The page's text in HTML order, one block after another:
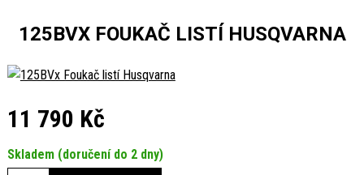
125BVX FOUKAČ LISTÍ HUSQVARNA
11 790 Kč
Skladem (doručení do 2 dny)